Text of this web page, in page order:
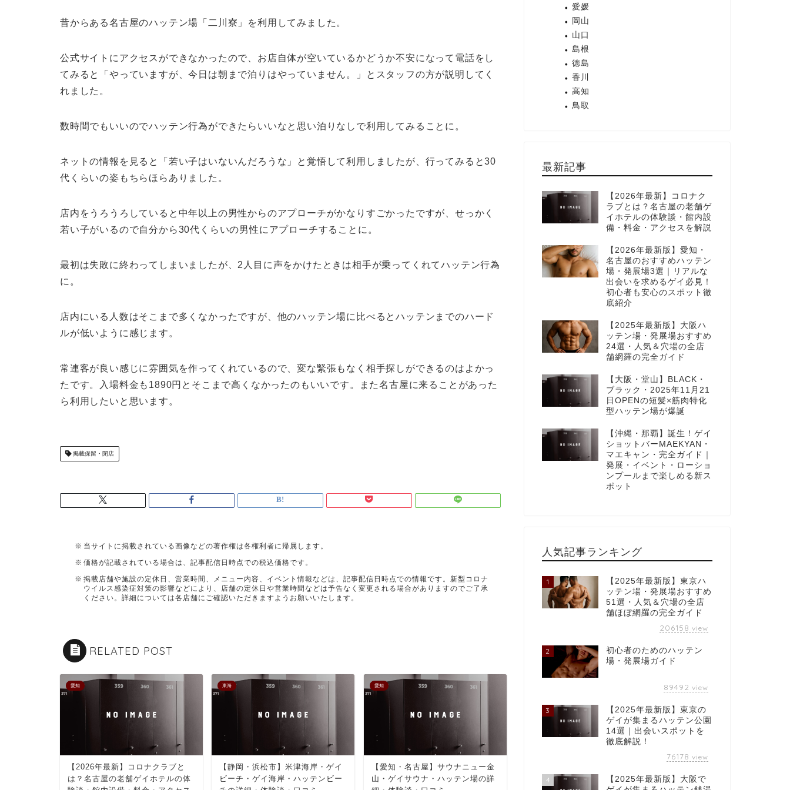
昔からある名古屋のハッテン場「二川寮」を利用してみました。
公式サイトにアクセスができなかったので、お店自体が空いているかどうか不安になって電話をし
てみると「やっていますが、今日は朝まで泊りはやっていません。」とスタッフの方が説明してく
れました。
数時間でもいいのでハッテン行為ができたらいいなと思い泊りなしで利用してみることに。
ネットの情報を見ると「若い子はいないんだろうな」と覚悟して利用しましたが、行ってみると30
代くらいの姿もちらほらありました。
店内をうろうろしていると中年以上の男性からのアプローチがかなりすごかったですが、せっかく
若い子がいるので自分から30代くらいの男性にアプローチすることに。
最初は失敗に終わってしまいましたが、2人目に声をかけたときは相手が乗ってくれてハッテン行為
に。
店内にいる人数はそこまで多くなかったですが、他のハッテン場に比べるとハッテンまでのハード
ルが低いように感じます。
常連客が良い感じに雰囲気を作ってくれているので、変な緊張もなく相手探しができるのはよかっ
たです。入場料金も1890円とそこまで高くなかったのもいいです。また名古屋に来ることがあった
ら利用したいと思います。
掲載保留・閉店
当サイトに掲載されている画像などの著作権は各権利者に帰属します。
価格が記載されている場合は、記事配信日時点での税込価格です。
掲載店舗や施設の定休日、営業時間、メニュー内容、イベント情報などは、記事配信日時点での情報です。新型コロナ
ウイルス感染症対策の影響などにより、店舗の定休日や営業時間などは予告なく変更される場合がありますのでご了承
ください。詳細については各店舗にご確認いただきますようお願いいたします。
RELATED POST
愛知
【2026年最新】コロナクラブと
は？名古屋の老舗ゲイホテルの体
東海
【静岡・浜松市】米津海岸・ゲイ
ビーチ・ゲイ海岸・ハッテンビー
愛知
【愛知・名古屋】サウナニュー金
山・ゲイサウナ・ハッテン場の詳
愛媛
岡山
山口
島根
徳島
香川
高知
鳥取
最新記事
【2026年最新】コロナク
ラブとは？名古屋の老舗ゲ
イホテルの体験談・館内設
備・料金・アクセスを解説
【2026年最新版】愛知・
名古屋のおすすめハッテン
場・発展場3選｜リアルな
出会いを求めるゲイ必見！
初心者も安心のスポット徹
底紹介
【2025年最新版】大阪ハ
ッテン場・発展場おすすめ
24選・人気＆穴場の全店
舗網羅の完全ガイド
【大阪・堂山】BLACK・
ブラック・2025年11月21
日OPENの短髪×筋肉特化
型ハッテン場が爆誕
【沖縄・那覇】誕生！ゲイ
ショットバーMAEKYAN・
マエキャン・完全ガイド｜
発展・イベント・ローショ
ンプールまで楽しめる新ス
ポット
人気記事ランキング
1
【2025年最新版】東京ハ
ッテン場・発展場おすすめ
51選・人気＆穴場の全店
舗ほぼ網羅の完全ガイド
206158 view
2
初心者のためのハッテン
場・発展場ガイド
89492 view
3
【2025年最新版】東京の
ゲイが集まるハッテン公園
14選｜出会いスポットを
徹底解説！
76178 view
4
【2025年最新版】大阪で